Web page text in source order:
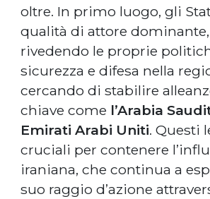
oltre. In primo luogo, gli
qualità di attore
rivedendo le proprie
sicurezza e difesa nella
cercando di stabilire
chiave come l’Arabia
Emirati Arabi Uniti. Questi
cruciali per contenere
iraniana, che continua a
suo raggio d’azione